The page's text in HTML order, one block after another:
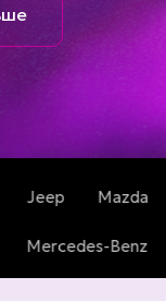
GMC
Bentley Audi